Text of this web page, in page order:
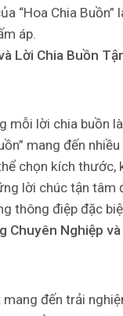
“Hoa Chia Buồn”
áp.
Lời Chia Buồn
mỗi lời chia buồn
mang đến
chọn kích thước,
lời chúc tận tâm
thông điệp đặc
Chuyên Nghiệp
mang đến trải